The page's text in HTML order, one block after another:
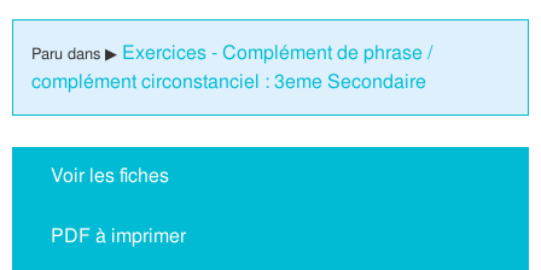
Paru dans ▶ Exercices - Complément de phrase /
complément circonstanciel : 3eme Secondaire
Voir les fiches
PDF à imprimer